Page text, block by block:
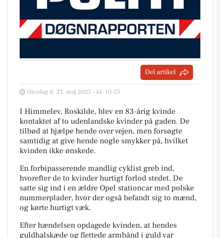
Del artikel
Onsdag d. 21. maj 2025 - kl. 10:25
I Himmelev, Roskilde, blev en 83-årig kvinde
kontaktet af to udenlandske kvinder på gaden. De
tilbød at hjælpe hende over vejen, men forsøgte
samtidig at give hende nogle smykker på, hvilket
kvinden ikke ønskede.
En forbipasserende mandlig cyklist greb ind,
hvorefter de to kvinder hurtigt forlod stedet. De
satte sig ind i en ældre Opel stationcar med polske
nummerplader, hvor der også befandt sig to mænd,
og kørte hurtigt væk.
Efter hændelsen opdagede kvinden, at hendes
guldhalskæde og flettede armbånd i guld var